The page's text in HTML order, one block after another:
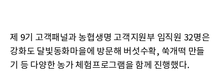
제 9기 고객패널과 농협생명 고객지원부 임직원 32명은
강화도 달빛동화마을에 방문해 버섯수확, 쑥개떡 만들
기 등 다양한 농가 체험프로그램을 함께 진행했다.